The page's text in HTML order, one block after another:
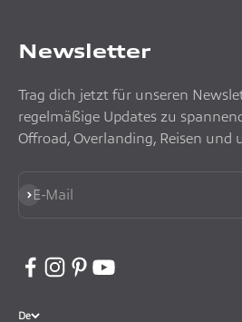
Newsletter
Trag dich jetzt für unseren
regelmäßige Updates zu
Offroad, Overlanding, Reisen und
E-Mail
Abonnieren
De